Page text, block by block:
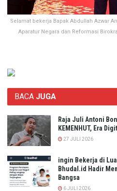
Selamat bekerja Bapak Abdullah Azwar
Aparatur Negara dan Reformasi
BACA JUGA
Raja Juli Antoni
KEMENHUT, Era
27 JULI 2026
ingin Bekerja di
Bhudal.id Hadir
Bangsa
6 JULI 2026